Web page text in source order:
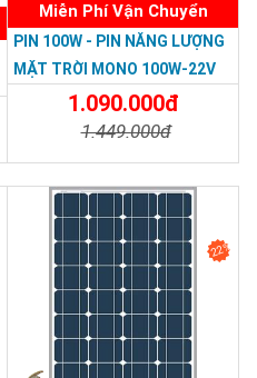
Miễn Phí Vận Chuyển
PIN 100W - PIN NĂNG LƯỢNG
MẶT TRỜI MONO 100W-22V
1.090.000đ
1.449.000đ
Chi Tiết Đặt Mua
22%